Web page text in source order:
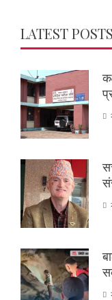
LATEST POSTS